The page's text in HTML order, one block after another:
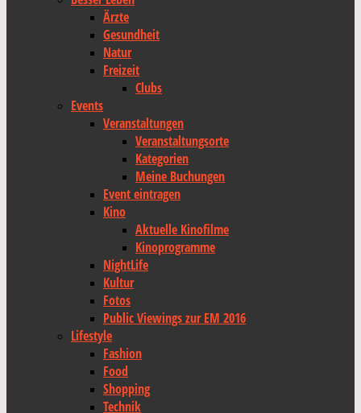
Ärzte
Gesundheit
Natur
Freizeit
Clubs
Events
Veranstaltungen
Veranstaltungsorte
Kategorien
Meine Buchungen
Event eintragen
Kino
Aktuelle Kinofilme
Kinoprogramme
NightLife
Kultur
Fotos
Public Viewings zur EM 2016
Lifestyle
Fashion
Food
Shopping
Technik